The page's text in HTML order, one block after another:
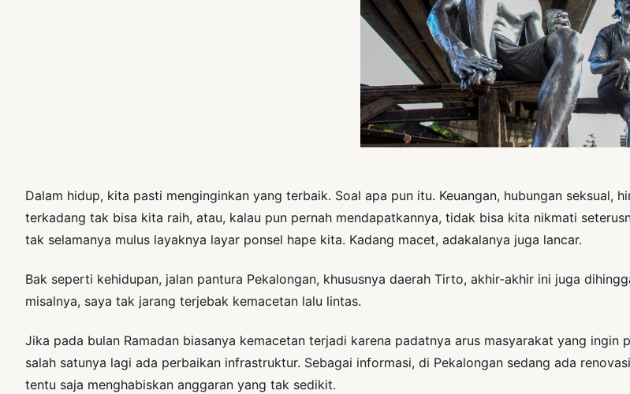
Dalam hidup, kita pasti menginginkan yang terbaik. Soal apa pun itu. Keuangan, hubungan seksual,
terkadang tak bisa kita raih, atau, kalau pun pernah mendapatkannya, tidak bisa kita nikmati
tak selamanya mulus layaknya layar ponsel hape kita. Kadang macet, adakalanya juga lancar.
Bak seperti kehidupan, jalan pantura Pekalongan, khususnya daerah Tirto, akhir-akhir ini juga
misalnya, saya tak jarang terjebak kemacetan lalu lintas.
Jika pada bulan Ramadan biasanya kemacetan terjadi karena padatnya arus masyarakat yang
salah satunya lagi ada perbaikan infrastruktur. Sebagai informasi, di Pekalongan sedang ada
tentu saja menghabiskan anggaran yang tak sedikit.